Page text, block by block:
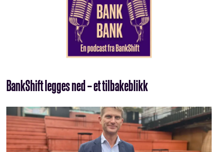
BankShift legges ned – et tilbakeblikk